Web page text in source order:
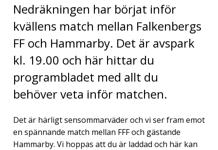
Nedräkningen har börjat inför
kvällens match mellan Falkenbergs
FF och Hammarby. Det är avspark
kl. 19.00 och här hittar du
programbladet med allt du
behöver veta inför matchen.
Det är härligt sensommarväder och vi ser fram emot
en spännande match mellan FFF och gästande
Hammarby. Vi hoppas att du är laddad och här kan